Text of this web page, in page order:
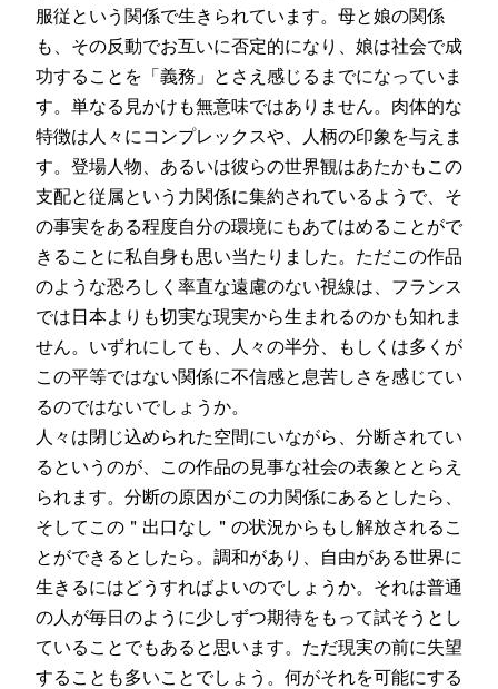
服従という関係で生きられています。母と娘の関係
も、その反動でお互いに否定的になり、娘は社会で成
功することを「義務」とさえ感じるまでになっていま
す。単なる見かけも無意味ではありません。肉体的な
特徴は人々にコンプレックスや、人柄の印象を与えま
す。登場人物、あるいは彼らの世界観はあたかもこの
支配と従属という力関係に集約されているようで、そ
の事実をある程度自分の環境にもあてはめることがで
きることに私自身も思い当たりました。ただこの作品
のような恐ろしく率直な遠慮のない視線は、フランス
では日本よりも切実な現実から生まれるのかも知れま
せん。いずれにしても、人々の半分、もしくは多くが
この平等ではない関係に不信感と息苦しさを感じてい
るのではないでしょうか。
人々は閉じ込められた空間にいながら、分断されてい
るというのが、この作品の見事な社会の表象ととらえ
られます。分断の原因がこの力関係にあるとしたら、
そしてこの＂出口なし＂の状況からもし解放されるこ
とができるとしたら。調和があり、自由がある世界に
生きるにはどうすればよいのでしょうか。それは普通
の人が毎日のように少しずつ期待をもって試そうとし
ていることでもあると思います。ただ現実の前に失望
することも多いことでしょう。何がそれを可能にする